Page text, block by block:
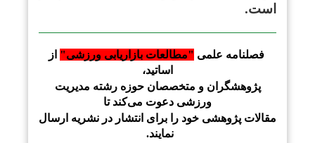
است.
فصلنامه علمی "مطالعات بازاریابی ورزشی" از
اساتید،
پژوهشگران و متخصصانحوزه رشته مدیریت
ورزشی دعوت می‌کند تا
مقالات پژوهشی خود را
برای انتشار در نشریه ارسال
نمایند.